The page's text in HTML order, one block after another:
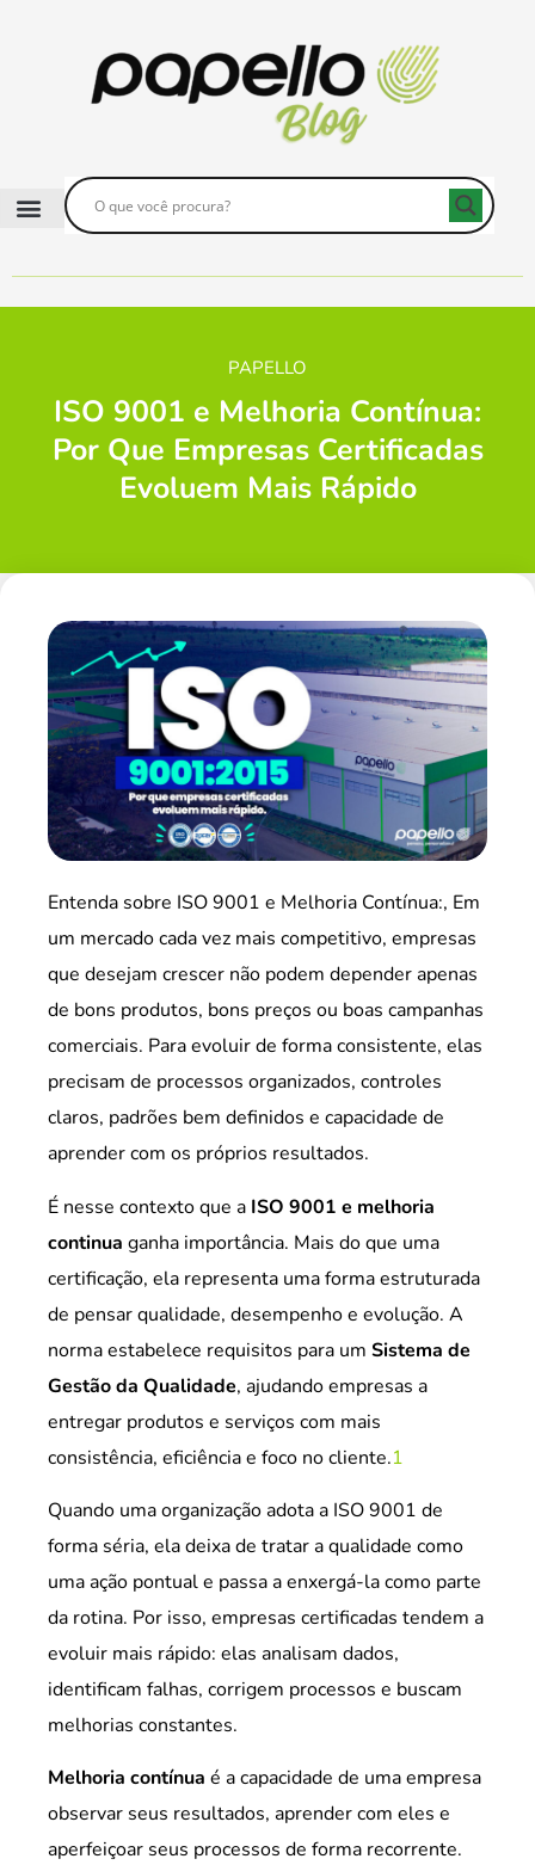
PAPELLO
ISO 9001 e Melhoria Contínua:
Por Que Empresas Certificadas
Evoluem Mais Rápido
Entenda sobre ISO 9001 e Melhoria Contínua:, Em
um mercado cada vez mais competitivo, empresas
que desejam crescer não podem depender apenas
de bons produtos, bons preços ou boas campanhas
comerciais. Para evoluir de forma consistente, elas
precisam de processos organizados, controles
claros, padrões bem definidos e capacidade de
aprender com os próprios resultados.
É nesse contexto que a ISO 9001 e melhoria
continua ganha importância. Mais do que uma
certificação, ela representa uma forma estruturada
de pensar qualidade, desempenho e evolução. A
norma estabelece requisitos para um Sistema de
Gestão da Qualidade, ajudando empresas a
entregar produtos e serviços com mais
consistência, eficiência e foco no cliente.1
Quando uma organização adota a ISO 9001 de
forma séria, ela deixa de tratar a qualidade como
uma ação pontual e passa a enxergá-la como parte
da rotina. Por isso, empresas certificadas tendem a
evoluir mais rápido: elas analisam dados,
identificam falhas, corrigem processos e buscam
melhorias constantes.
Melhoria contínua é a capacidade de uma empresa
observar seus resultados, aprender com eles e
aperfeiçoar seus processos de forma recorrente.